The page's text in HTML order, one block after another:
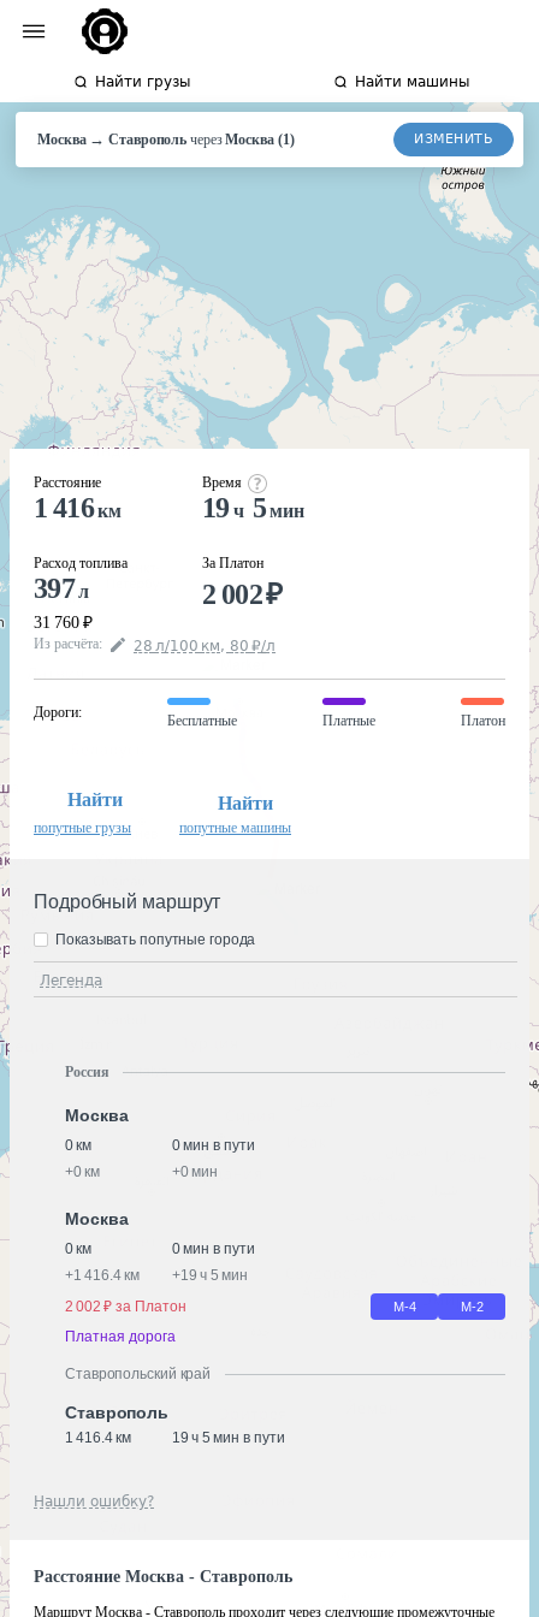
Найти грузы Найти машины
Москва→Ставрополь через Москва(1) ИЗМЕНИТЬ
Расстояние
1 416км
Расход топлива
397л
31 760 ₽
Время
19ч 5мин
За Платон
2 002₽
Из расчёта: 28 л/100 км, 80 ₽/л
Дороги:
Бесплатные Платные Платон
Найти
попутные грузы
Найти
попутные машины
Подробный маршрут
Легенда
Показывать попутные города
Россия
Москва
0 км
0 мин в пути
+0 км +0 мин
Москва
0 км
0 мин в пути
+1 416.4 км +19 ч 5 мин
2 002 ₽ за Платон
М-4 М-2
Платная дорога
Ставропольский край
Ставрополь
1 416.4 км 19 ч 5 мин в пути
Нашли ошибку?
Расстояние Москва - Ставрополь
Маршрут Москва - Ставрополь проходит через следующие промежуточные